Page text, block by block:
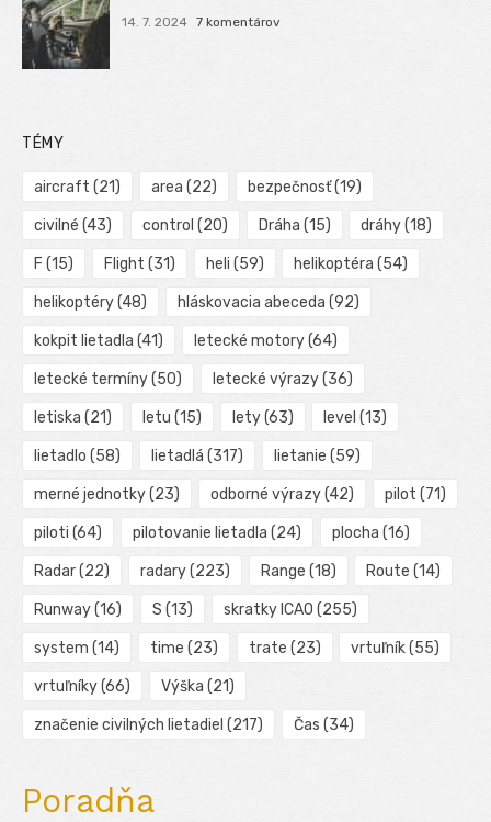
14. 7. 2024 7 komentárov
TÉMY
aircraft (21) area (22) bezpečnosť(19)
civilné (43) control (20) Dráha (15) dráhy(18)
F (15) Flight (31) heli (59) helikoptéra (54)
helikoptéry(48) hláskovacia abeceda (92)
kokpit lietadla (41) letecké motory(64)
letecké termíny(50) letecké výrazy(36)
letiska (21) letu (15) lety(63) level (13)
lietadlo (58) lietadlá (317) lietanie (59)
merné jednotky(23) odborné výrazy(42) pilot (71)
piloti (64) pilotovanie lietadla (24) plocha (16)
Radar(22) radary(223) Range (18) Route (14)
Runway(16) S (13) skratky ICAO (255)
system (14) time (23) trate (23) vrtuľník(55)
vrtuľníky(66) Výška (21)
značenie civilných lietadiel (217) Čas (34)
Poradňa